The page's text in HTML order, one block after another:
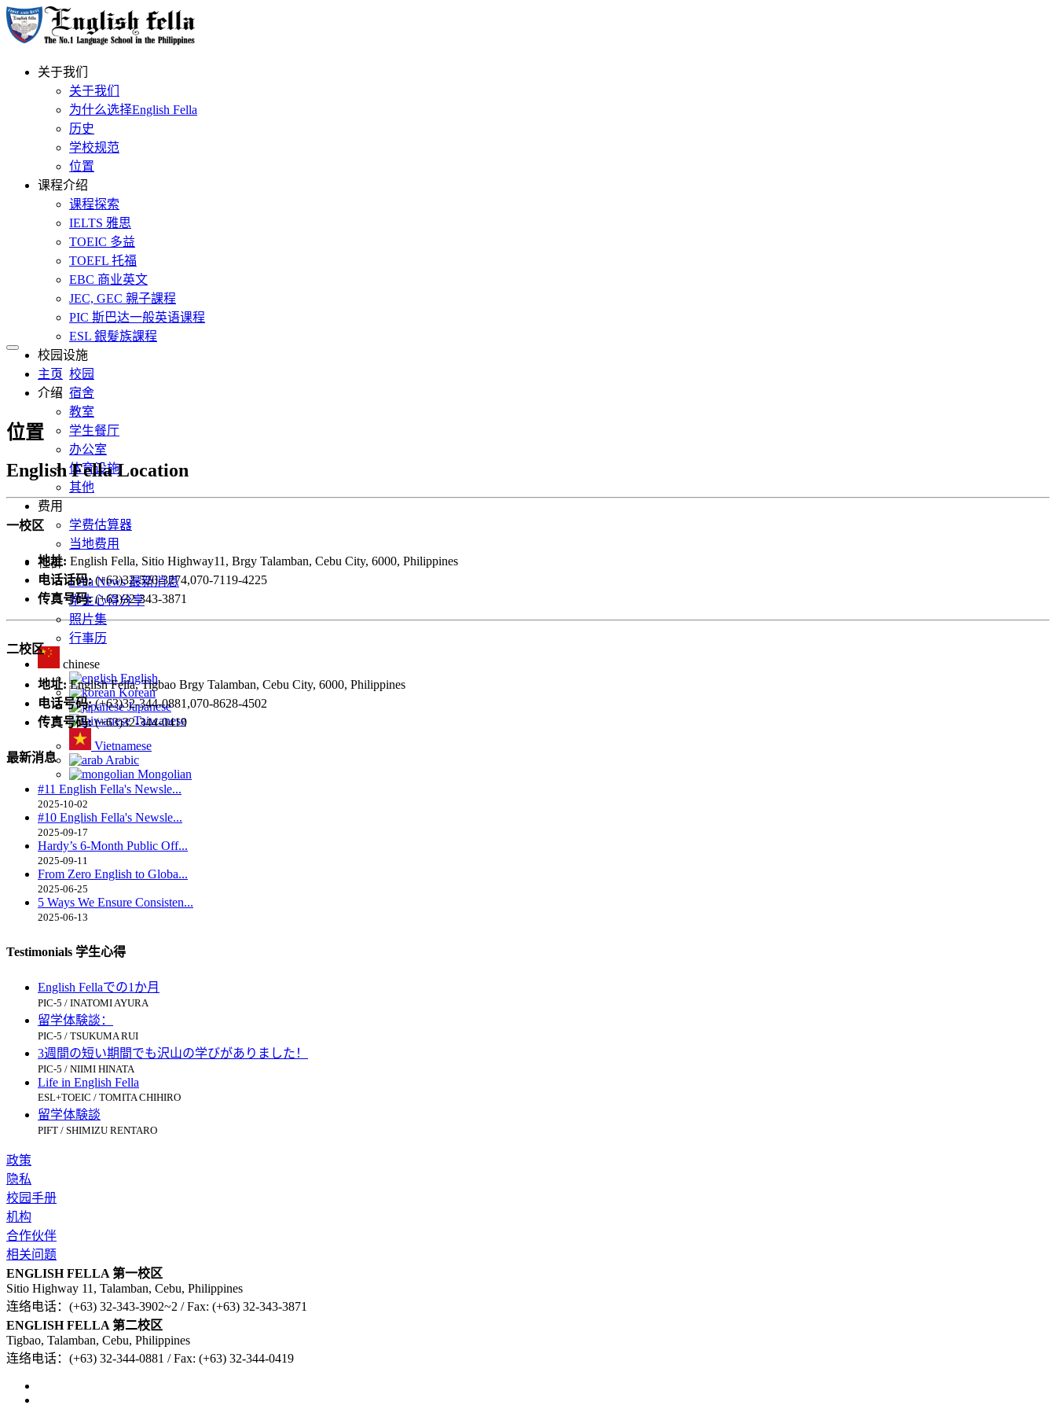
关于我们
关于我们
为什么选择English Fella
历史
学校规范
位置
课程介绍
课程探索
IELTS 雅思
TOEIC 多益
TOEFL 托福
EBC 商业英文
JEC, GEC 親子課程
PIC 斯巴达一般英语课程
ESL 銀髮族課程
校园设施
校园
宿舍
教室
学生餐厅
办公室
体育设施
其他
费用
学费估算器
当地费用
社群
Fella News 最新消息
学生心得分享
照片集
行事历
chinese
English
Korean
Japanese
Taiwanese
Vietnamese
Arabic
Mongolian
主页
介绍
位置
English FellaLocation
一校区
地址: English Fella, Sitio Highway11, Brgy Talamban, Cebu City, 6000, Philippines
电话话码:(+63)32-520-3274,070-7119-4225
传真号码:(+63)32-343-3871
二校区
地址: English Fella, Tigbao Brgy Talamban, Cebu City, 6000, Philippines
电话号码:(+63)32-344-0881,070-8628-4502
传真号码:(+63)32-344-0419
最新消息
#11 English Fella's Newsle...
2025-10-02
#10 English Fella's Newsle...
2025-09-17
Hardy’s 6-Month Public Off...
2025-09-11
From Zero English to Globa...
2025-06-25
5 Ways We Ensure Consisten...
2025-06-13
Testimonials 学生心得
English Fellaでの1か月
PIC-5 / INATOMI AYURA
留学体験談：
PIC-5 / TSUKUMA RUI
3週間の短い期間でも沢山の学びがありました！
PIC-5 / NIIMI HINATA
Life in English Fella
ESL+TOEIC / TOMITA CHIHIRO
留学体験談
PIFT / SHIMIZU RENTARO
政策
隐私
校园手册
机构
合作伙伴
相关问题
ENGLISH FELLA 第一校区
Sitio Highway 11, Talamban, Cebu, Philippines
连络电话：(+63) 32-343-3902~2 / Fax: (+63) 32-343-3871
ENGLISH FELLA 第二校区
Tigbao, Talamban, Cebu, Philippines
连络电话：(+63) 32-344-0881 / Fax: (+63) 32-344-0419